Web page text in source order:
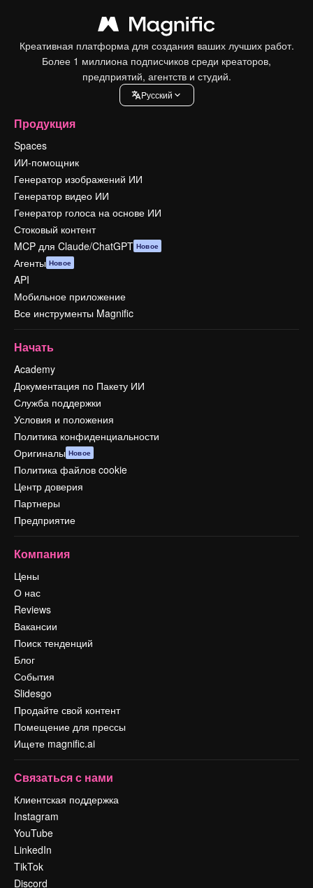
Креативная платформа для создания ваших лучших работ.
Более 1 миллиона подписчиков среди креаторов,
предприятий, агентств и студий.
Pусский
Продукция
Spaces
ИИ-помощник
Генератор изображений ИИ
Генератор видео ИИ
Генератор голоса на основе ИИ
Стоковый контент
MCP для Claude/ChatGPT Новое
Агенты Новое
API
Мобильное приложение
Все инструменты Magnific
Начать
Academy
Документация по Пакету ИИ
Служба поддержки
Условия и положения
Политика конфиденциальности
Оригиналы Новое
Политика файлов cookie
Центр доверия
Партнеры
Предприятие
Компания
Цены
О нас
Reviews
Вакансии
Поиск тенденций
Блог
События
Slidesgo
Продайте свой контент
Помещение для прессы
Ищете magnific.ai
Связаться с нами
Клиентская поддержка
Instagram
YouTube
LinkedIn
TikTok
Discord